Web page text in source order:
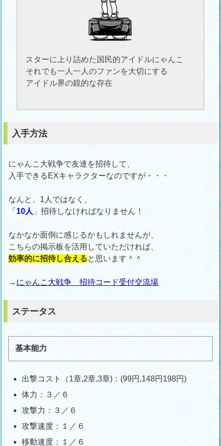
スターに上り詰めた国民的アイドルにゃんこ
それでも一人一人のファンを大切にする
アイドル界の鏡的な存在
入手方法
にゃんこ大戦争で友達を招待して、
入手できるEXキャラクターなのですが・・・
なんと、1人ではなく、
「 10人 」招待しなければなりません！
なかなか面倒に感じるかもしれませんが、
こちらの掲示板を活用していただければ、
効率的に招待し合えると思います＾＾
→ にゃんこ大戦争 招待コード受付交流場
ステータス
基本能力
出撃コスト（1章,2章,3章)：(99円,148円198円)
体力：３／６
攻撃力：３／６
攻撃速度：１／６
移動速度：１／６